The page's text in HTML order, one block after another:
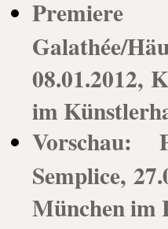
Galathée/
08.01.2012,
im
Vorschau:
Semplice,
München im